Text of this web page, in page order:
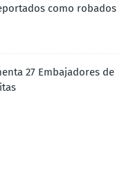
como robados
27 Embajadores de